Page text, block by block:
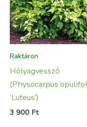
Raktáron
Hólyagvessző
(Physocarpus
‘Luteus’)
3 900 Ft